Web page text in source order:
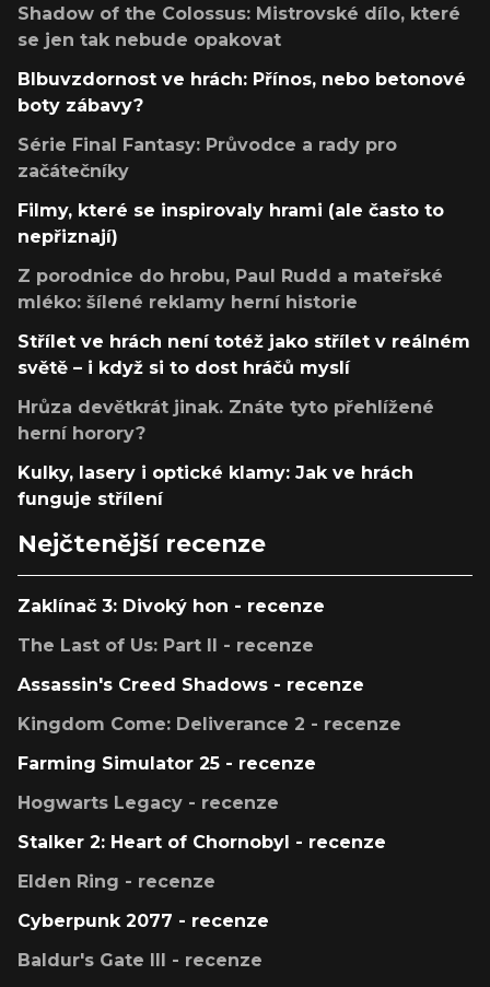
Shadow of the Colossus: Mistrovské dílo, které
se jen tak nebude opakovat
Blbuvzdornost ve hrách: Přínos, nebo betonové
boty zábavy?
Série Final Fantasy: Průvodce a rady pro
začátečníky
Filmy, které se inspirovaly hrami (ale často to
nepřiznají)
Z porodnice do hrobu, Paul Rudd a mateřské
mléko: šílené reklamy herní historie
Střílet ve hrách není totéž jako střílet v reálném
světě – i když si to dost hráčů myslí
Hrůza devětkrát jinak. Znáte tyto přehlížené
herní horory?
Kulky, lasery i optické klamy: Jak ve hrách
funguje střílení
Nejčtenější recenze
Zaklínač 3: Divoký hon - recenze
The Last of Us: Part II - recenze
Assassin's Creed Shadows - recenze
Kingdom Come: Deliverance 2 - recenze
Farming Simulator 25 - recenze
Hogwarts Legacy - recenze
Stalker 2: Heart of Chornobyl - recenze
Elden Ring - recenze
Cyberpunk 2077 - recenze
Baldur's Gate III - recenze